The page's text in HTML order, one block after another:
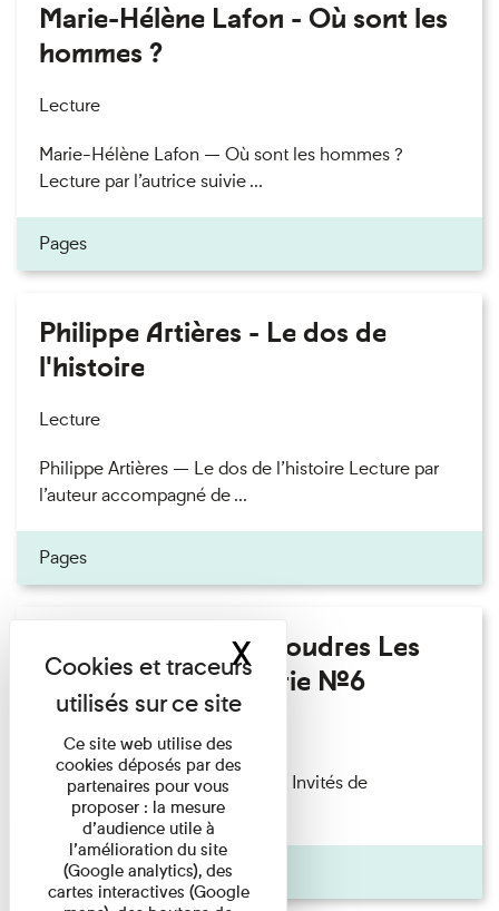
Marie-Hélène Lafon - Où sont les
hommes ?
Lecture
Marie-Hélène Lafon — Où sont les hommes ?
Lecture par l’autrice suivie ...
Pages
Philippe Artières - Le dos de
l'histoire
Lecture
Philippe Artières — Le dos de l’histoire Lecture par
l’auteur accompagné de ...
Pages
Fanny Taillandier - Foudres Les
Invités de l’Imprimerie n°6
Lecture
Fanny Taillandier – Foudres Les Invités de
l’Imprimerie n°6 Lecture ...
Pages
Ce site web utilise des
cookies déposés par des
partenaires pour vous
proposer : la mesure
d’audience utile à
l’amélioration du site
(Google analytics), des
cartes interactives (Google
XMasquer le